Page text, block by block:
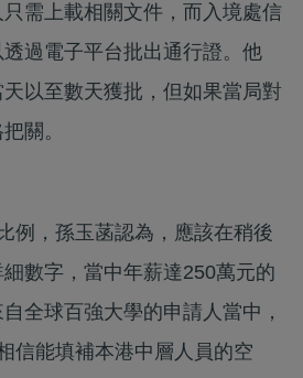
需上載相關文件，而入境處信
過電子平台批出通行證。他
以至數天獲批，但如果當局對
關。
例，孫玉菡認為，應該在稍後
數字，當中年薪達250萬元的
全球百強大學的申請人當中，
信能填補本港中層人員的空